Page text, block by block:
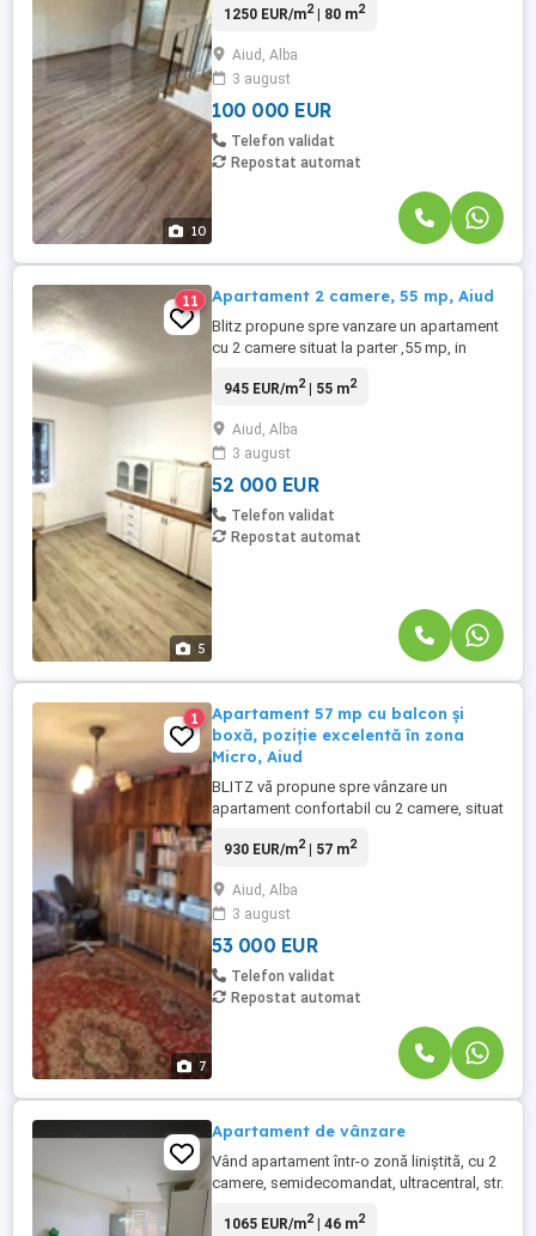
10
seminifinisat, situat in zona Micro, cu o
este compartimentat astfel, living,
bucatarie, 2 bai, 2 dormitoare 4 balcoane,
2 pe cate un nivel, garaj de ...
1250 EUR/m2| 80 m2
Aiud, Alba
3 august
100 000 EUR
Telefon validat
Repostat automat
5
11 Apartament 2 camere, 55 mp, Aiud
Blitz propune spre vanzare un apartament
cu 2 camere situat la parter ,55 mp, in
decomandata si compartimentata astfel:
Apartamentul se vinde in stadiu de
renovare sau la alegere se poate finaliza
procesul de renovare. Pentru mai multe ...
945 EUR/m2| 55 m2
Aiud, Alba
3 august
52 000 EUR
Telefon validat
Repostat automat
7
1
Apartament 57 mp cu balcon și
boxă, poziție excelentă în zona
Micro, Aiud
BLITZ vă propune spre vânzare un
apartament confortabil cu 2 camere, situat
pentru accesibilitate și apropierea de
are o suprafață utilă de 57 mp și este
compartimentată decomandat, oferind un
spațiu bine organizat ...
930 EUR/m2| 57 m2
Aiud, Alba
3 august
53 000 EUR
Telefon validat
Repostat automat
Apartament de vânzare
Vând apartament într-o zonă liniștită, cu 2
camere, semidecomandat, ultracentral, str.
etajul 4 acoperit cu țiglă, bloc izolat
1065 EUR/m2| 46 m2